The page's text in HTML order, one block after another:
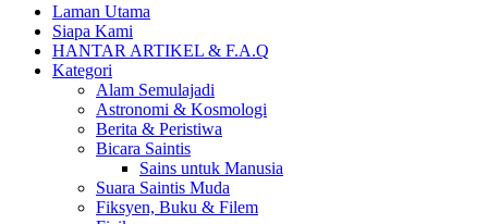
Laman Utama
Siapa Kami
HANTAR ARTIKEL & F.A.Q
Kategori
Alam Semulajadi
Astronomi & Kosmologi
Berita & Peristiwa
Bicara Saintis
Sains untuk Manusia
Suara Saintis Muda
Fiksyen, Buku & Filem